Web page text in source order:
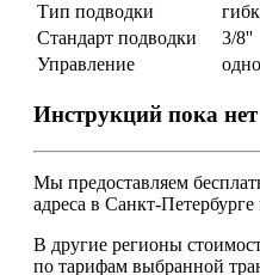
Тип подводки
Стандарт подводки
3/8''
Управление
Инструкций пока нет
Мы предоставляем
адреса в Санкт-
В другие регионы
по тарифам выбранной